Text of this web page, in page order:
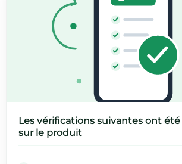
Les vérifications suivantes ont
sur le produit